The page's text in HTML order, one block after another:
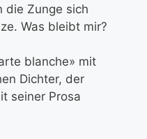
die Zunge sich
Was bleibt mir?
blanche» mit
Dichter, der
seiner Prosa